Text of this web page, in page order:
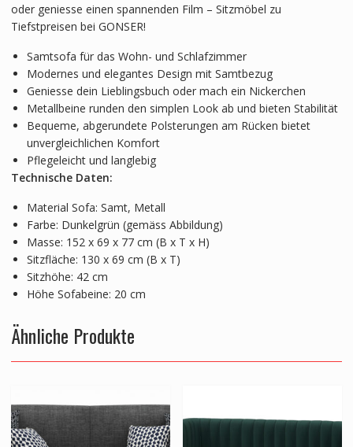
oder geniesse einen spannenden Film – Sitzmöbel zu
Tiefstpreisen bei GONSER!
Samtsofa für das Wohn- und Schlafzimmer
Modernes und elegantes Design mit Samtbezug
Geniesse dein Lieblingsbuch oder mach ein Nickerchen
Metallbeine runden den simplen Look ab und bieten Stabilität
Bequeme, abgerundete Polsterungen am Rücken bietet
unvergleichlichen Komfort
Pflegeleicht und langlebig
Technische Daten:
Material Sofa: Samt, Metall
Farbe: Dunkelgrün (gemäss Abbildung)
Masse: 152 x 69 x 77 cm (B x T x H)
Sitzfläche: 130 x 69 cm (B x T)
Sitzhöhe: 42 cm
Höhe Sofabeine: 20 cm
Ähnliche Produkte